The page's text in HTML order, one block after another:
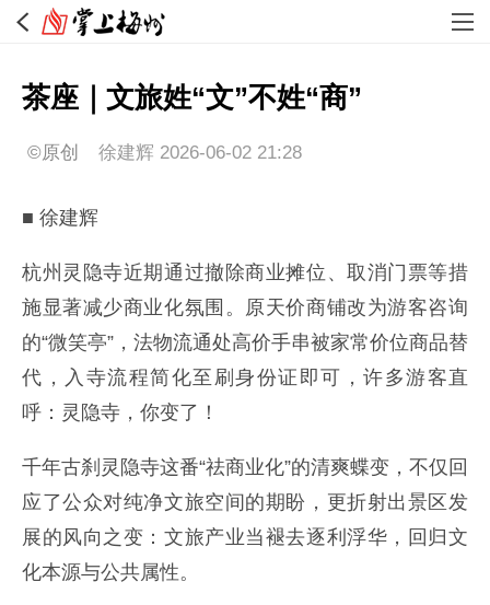
茶座｜文旅姓“文”不姓“商”
©原创 徐建辉 2026-06-02 21:28
■ 徐建辉
杭州灵隐寺近期通过撤除商业摊位、取消门票等措
施显著减少商业化氛围。原天价商铺改为游客咨询
的“微笑亭”，法物流通处高价手串被家常价位商品替
代，入寺流程简化至刷身份证即可，许多游客直
呼：灵隐寺，你变了！
‌‌千年古刹灵隐寺这番“祛商业化”的清爽蝶变，不仅回
应了公众对纯净文旅空间的期盼，更折射出景区发
展的风向之变：文旅产业当褪去逐利浮华，回归文
化本源与公共属性。